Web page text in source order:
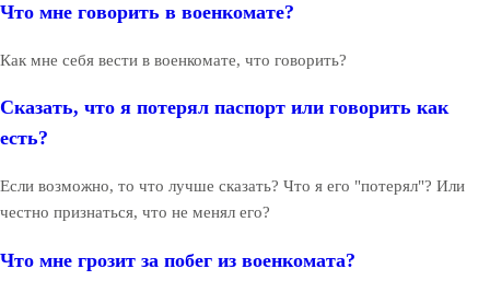
Что мне говорить в военкомате?
Как мне себя вести в военкомате, что говорить?
Сказать, что я потерял паспорт или говорить как
есть?
Если возможно, то что лучше сказать? Что я его "потерял"? Или
честно признаться, что не менял его?
Что мне грозит за побег из военкомата?